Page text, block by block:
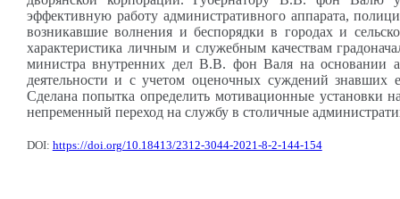
эффективную работу административного аппарата,
возникавшие волнения и беспорядки в городах и
характеристика личным и служебным качествам
министра внутренних дел В.В. фон Валя на основании
деятельности и с учетом оценочных суждений знавших
Сделана попытка определить мотивационные установки
непременный переход на службу в столичные
DOI: https://doi.org/10.18413/2312-3044-2021-8-2-144-154